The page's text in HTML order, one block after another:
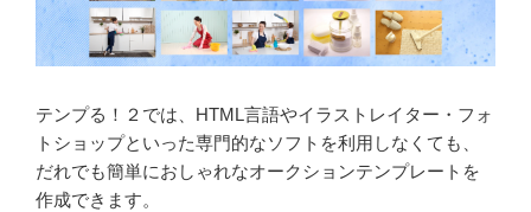
テンプる！２では、HTML言語やイラストレイター・フォ
トショップといった専門的なソフトを利用しなくても、
だれでも簡単におしゃれなオークションテンプレートを
作成できます。